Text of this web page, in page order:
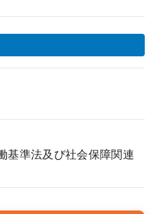
基準法及び社会保障関連